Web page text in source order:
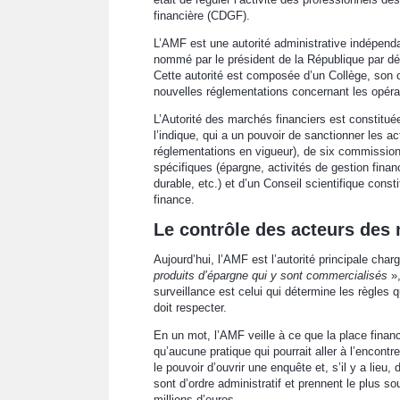
financière (CDGF).
L’AMF est une autorité administrative
nommé par le président de la République par
Cette autorité est composée d’un Collège,
nouvelles réglementations concernant les
L’Autorité des marchés financiers est
l’indique, qui a un pouvoir de sanctionner les
réglementations en vigueur), de six
spécifiques (épargne, activités de gestion
durable, etc.) et d’un Conseil scientifique
finance.
Le contrôle des acteurs des
Aujourd’hui, l’AMF est l’autorité principale
produits d’épargne qui y sont commercialisés
surveillance est celui qui détermine les règles
doit respecter.
En un mot, l’AMF veille à ce que la place
qu’aucune pratique qui pourrait aller à
le pouvoir d’ouvrir une enquête et, s’il y a
sont d’ordre administratif et prennent le plus